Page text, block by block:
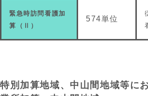
緊急時訪問看護加
算（Ⅱ）
574単位
特別加算地域、中山間地域等に